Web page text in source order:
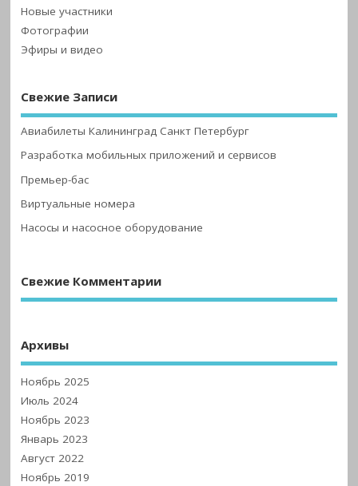
Новые участники
Фотографии
Эфиры и видео
Свежие Записи
Авиабилеты Калининград Санкт Петербург
Разработка мобильных приложений и сервисов
Премьер-бас
Виртуальные номера
Насосы и насосное оборудование
Свежие Комментарии
Архивы
Ноябрь 2025
Июль 2024
Ноябрь 2023
Январь 2023
Август 2022
Ноябрь 2019